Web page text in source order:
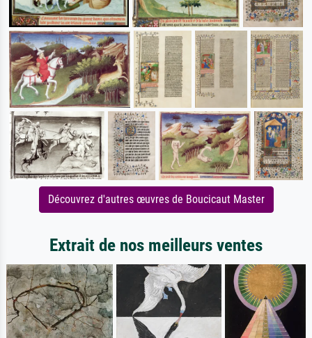
Découvrez d'autres œuvres de Boucicaut Master
Extrait de nos meilleurs ventes